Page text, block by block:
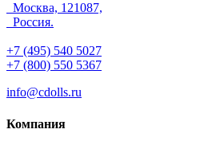
Москва, 121087,
Россия.
+7 (495) 540 5027
+7 (800) 550 5367
info@cdolls.ru
Компания